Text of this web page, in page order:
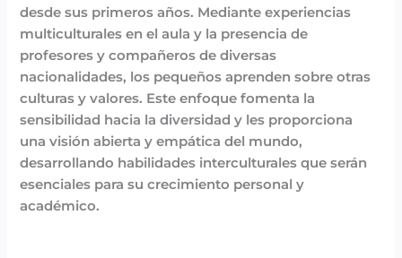
desde sus primeros años. Mediante experiencias
multiculturales en el aula y la presencia de
profesores y compañeros de diversas
nacionalidades, los pequeños aprenden sobre otras
culturas y valores. Este enfoque fomenta la
sensibilidad hacia la diversidad y les proporciona
una visión abierta y empática del mundo,
desarrollando habilidades interculturales que serán
esenciales para su crecimiento personal y
académico.